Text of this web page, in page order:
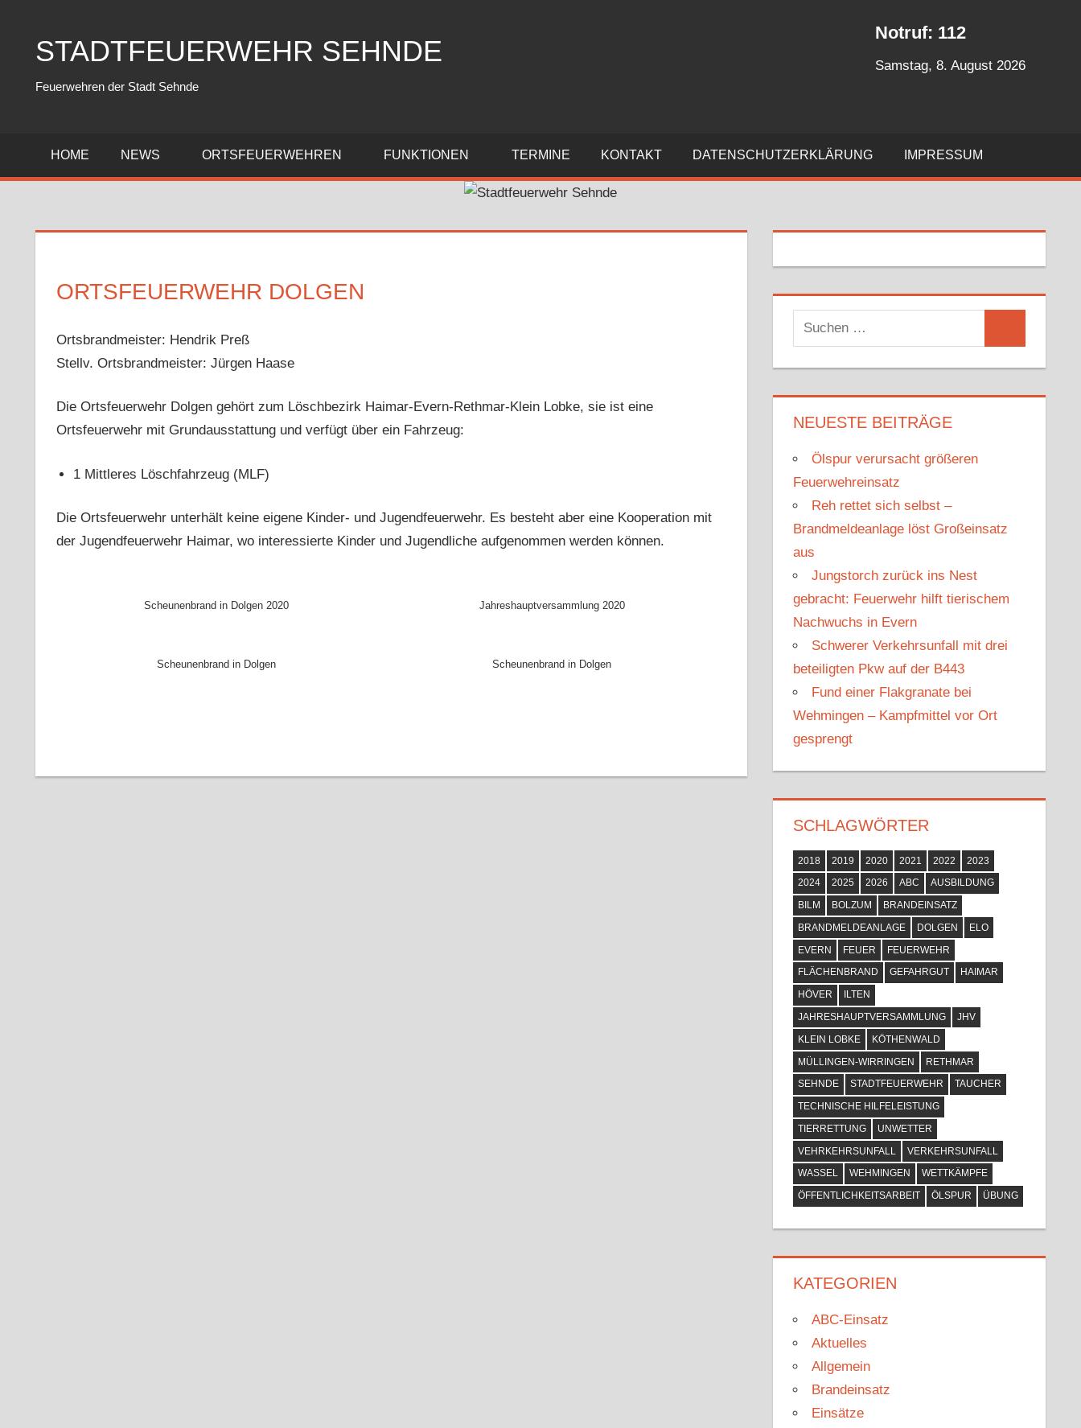
springenSTADTFEUERWEHR SEHNDE
Feuerwehren der Stadt Sehnde
Notruf: 112
Samstag, 8. August 2026
HOME NEWS ORTSFEUERWEHREN FUNKTIONEN TERMINE KONTAKT DATENSCHUTZERKLÄRUNG IMPRESSUM
ORTSFEUERWEHR DOLGEN
Ortsbrandmeister: Hendrik Preß
Stellv. Ortsbrandmeister: Jürgen Haase
Die Ortsfeuerwehr Dolgen gehört zum Löschbezirk Haimar-Evern-Rethmar-Klein Lobke, sie ist eine
Ortsfeuerwehr mit Grundausstattung und verfügt über ein Fahrzeug:
1 Mittleres Löschfahrzeug (MLF)
Die Ortsfeuerwehr unterhält keine eigene Kinder- und Jugendfeuerwehr. Es besteht aber eine Kooperation mit
der Jugendfeuerwehr Haimar, wo interessierte Kinder und Jugendliche aufgenommen werden können.
Scheunenbrand in Dolgen 2020 Jahreshauptversammlung 2020
Scheunenbrand in Dolgen Scheunenbrand in Dolgen
u
c
h
e
n
a
c
h
:
NEUESTE BEITRÄGE
Ölspur verursacht größeren
Feuerwehreinsatz
Reh rettet sich selbst –
Brandmeldeanlage löst Großeinsatz
aus
Jungstorch zurück ins Nest
gebracht: Feuerwehr hilft tierischem
Nachwuchs in Evern
Schwerer Verkehrsunfall mit drei
beteiligten Pkw auf der B443
Fund einer Flakgranate bei
Wehmingen – Kampfmittel vor Ort
gesprengt
SCHLAGWÖRTER
2018 2019 2020 2021 2022
2023
2024
2025 2026 ABC
AUSBILDUNG
BILM
BOLZUM
BRANDEINSATZ
BRANDMELDEANLAGE
DOLGEN
ELO
EVERN
FEUER
FEUERWEHR
FLÄCHENBRAND
GEFAHRGUT
HAIMAR
HÖVER
ILTEN
JAHRESHAUPTVERSAMMLUNG
JHV
KLEIN LOBKE
KÖTHENWALD
MÜLLINGEN-WIRRINGEN
RETHMAR
SEHNDE
STADTFEUERWEHR
TAUCHER
TECHNISCHE HILFELEISTUNG
TIERRETTUNG
UNWETTER
VEHRKEHRSUNFALL
VERKEHRSUNFALL
WASSEL
WEHMINGEN
WETTKÄMPFE
ÖFFENTLICHKEITSARBEIT
ÖLSPUR ÜBUNG
KATEGORIEN
ABC-Einsatz
Aktuelles
Allgemein
Brandeinsatz
Einsätze